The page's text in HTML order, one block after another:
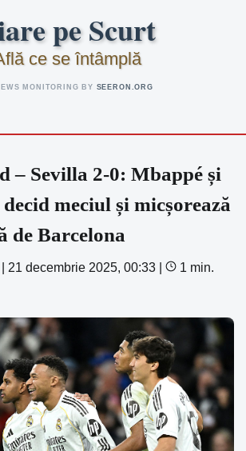
pe Scurt
ce se întâmplă
MONITORING BY SEERON.ORG
– Sevilla 2-0: Mbappé și
meciul și micșorează
de Barcelona
21 decembrie 2025, 00:33
1 min.